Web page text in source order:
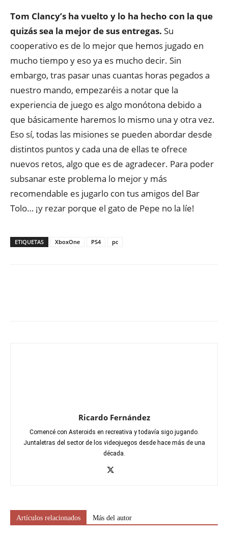
Tom Clancy’s ha vuelto y lo ha hecho con la que
quizás sea la mejor de sus entregas. Su
cooperativo es de lo mejor que hemos jugado en
mucho tiempo y eso ya es mucho decir. Sin
embargo, tras pasar unas cuantas horas pegados a
nuestro mando, empezaréis a notar que la
experiencia de juego es algo monótona debido a
que básicamente haremos lo mismo una y otra vez.
Eso sí, todas las misiones se pueden abordar desde
distintos puntos y cada una de ellas te ofrece
nuevos retos, algo que es de agradecer. Para poder
subsanar este problema lo mejor y más
recomendable es jugarlo con tus amigos del Bar
Tolo… ¡y rezar porque el gato de Pepe no la líe!
ETIQUETAS XboxOne PS4 pc
Ricardo Fernández
Comencé con Asteroids en recreativa y todavía sigo jugando.
Juntaletras del sector de los videojuegos desde hace más de una
década.
Artículos relacionados Más del autor